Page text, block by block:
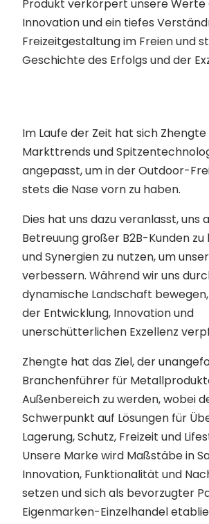
Produkt verkörpert unsere Werte
Innovation und ein tiefes
Freizeitgestaltung im Freien und
Geschichte des Erfolgs und der
Im Laufe der Zeit hat sich
Markttrends und
angepasst, um in der Outdoor-
stets die Nase vorn zu haben.
Dies hat uns dazu veranlasst, uns
Betreuung großer B2B-Kunden
und Synergien zu nutzen, um
verbessern. Während wir uns
dynamische Landschaft
der Entwicklung, Innovation und
unerschütterlichen Exzellenz
Zhengte hat das Ziel, der
Branchenführer für
Außenbereich zu werden, wobei
Schwerpunkt auf Lösungen für
Lagerung, Schutz, Freizeit und
Unsere Marke wird Maßstäbe in
Innovation, Funktionalität und
setzen und sich als bevorzugter
Eigenmarken-Einzelhandel